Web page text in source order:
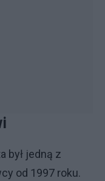
był jedną z
od 1997 roku.